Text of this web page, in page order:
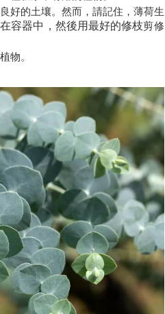
好的土壤。然而，請記住，薄荷生
容器中，然後用最好的修枝剪修
物。